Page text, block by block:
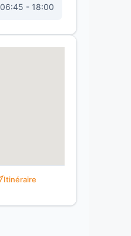
06:45 - 18:00
Itinéraire